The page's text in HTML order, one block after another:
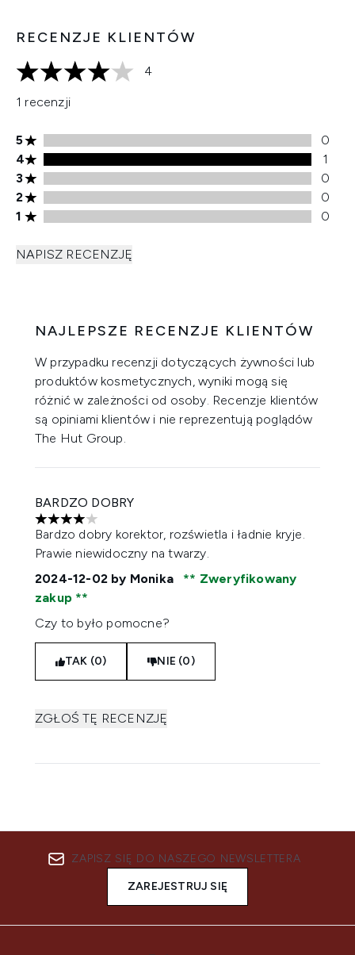
RECENZJE KLIENTÓW
4 gwiazdek na maksymalnie 5
4
1 recenzji
Ocena 5 gwiazdek, 0 recenzji
5
0
Ocena 4 gwiazdek, 1 recenzji
4
1
Ocena 3 gwiazdek, 0 recenzji
3
0
Ocena 2 gwiazdek, 0 recenzji
2
0
Ocena 1 gwiazdek, 0 recenzji
1 0
NAPISZ RECENZJĘ
NAJLEPSZE RECENZJE KLIENTÓW
W przypadku recenzji dotyczących żywności lub
produktów kosmetycznych, wyniki mogą się
różnić w zależności od osoby. Recenzje klientów
są opiniami klientów i nie reprezentują poglądów
The Hut Group.
BARDZO DOBRY
4 gwiazdek na maksymalnie 5
Bardzo dobry korektor, rozświetla i ładnie kryje.
Prawie niewidoczny na twarzy.
2024-12-02 by Monika
Zweryfikowany
zakup
Czy to było pomocne?
TAK (0) NIE (0)
ZGŁOŚ TĘ RECENZJĘ
ZAPISZ SIĘ DO NASZEGO NEWSLETTERA
ZAREJESTRUJ SIĘ